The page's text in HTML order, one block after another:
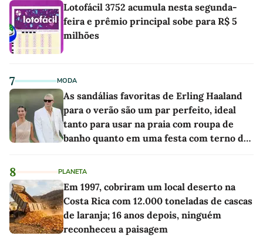
Lotofácil 3752 acumula nesta segunda-
feira e prêmio principal sobe para R$ 5
milhões
7 MODA
As sandálias favoritas de Erling Haaland
para o verão são um par perfeito, ideal
tanto para usar na praia com roupa de
banho quanto em uma festa com terno de
8 PLANETA
Em 1997, cobriram um local deserto na
Costa Rica com 12.000 toneladas de cascas
de laranja; 16 anos depois, ninguém
reconheceu a paisagem